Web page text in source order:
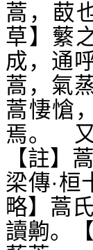
蒿，菣
草】蘩
成，通
蒿，氣
蒿悽愴
焉。 又
【註】
梁傳·
略】蒿
讀齁。